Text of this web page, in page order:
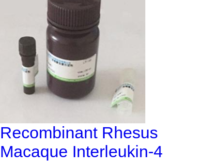
Recombinant Rhesus
Macaque Interleukin-4